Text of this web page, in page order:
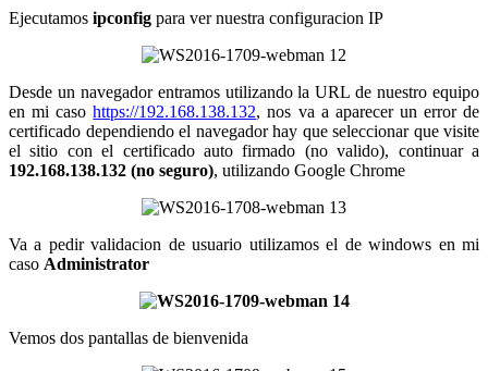
Ejecutamos ipconfig para ver nuestra configuracion IP
Desde un navegador entramos utilizando la URL de nuestro equipo
en mi casohttps://192.168.138.132, nos va a aparecer un error de
certificado dependiendo el navegador hay que seleccionar que visite
el sitio con el certificado auto firmado (no valido), continuar a
192.168.138.132 (no seguro), utilizando Google Chrome
Va a pedir validacion de usuario utilizamos el de windows en mi
caso Administrator
Vemos dos pantallas de bienvenida